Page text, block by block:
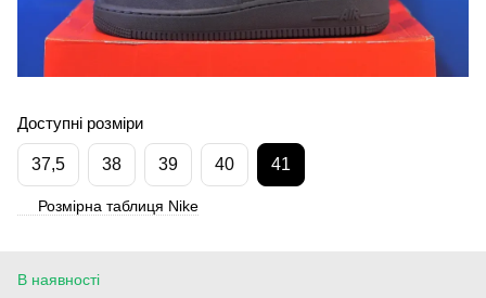
Доступні розміри
37,5 38 39 40 41
Розмірна таблиця Nike
В наявності